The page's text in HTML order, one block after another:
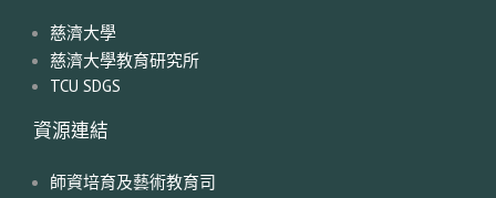
慈濟大學
慈濟大學教育研究所
TCU SDGS
資源連結
師資培育及藝術教育司